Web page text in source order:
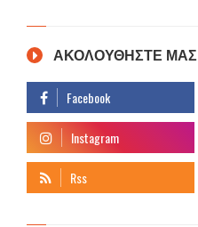
ΑΚΟΛΟΥΘΗΣΤΕ ΜΑΣ